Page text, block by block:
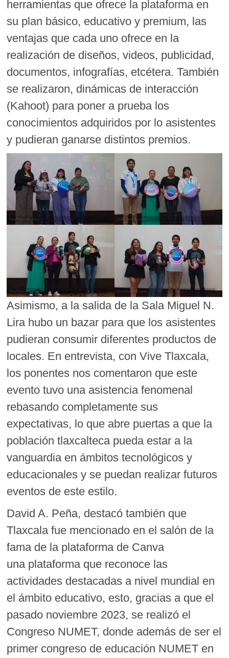
herramientas que ofrece la plataforma en
su plan básico, educativo y premium, las
ventajas que cada uno ofrece en la
realización de diseños, videos, publicidad,
documentos, infografías, etcétera. También
se realizaron, dinámicas de interacción
(Kahoot) para poner a prueba los
conocimientos adquiridos por lo asistentes
y pudieran ganarse distintos premios.
Asimismo, a la salida de la Sala Miguel N.
Lira hubo un bazar para que los asistentes
pudieran consumir diferentes productos de
locales. En entrevista, con Vive Tlaxcala,
los ponentes nos comentaron que este
evento tuvo una asistencia fenomenal
rebasando completamente sus
expectativas, lo que abre puertas a que la
población tlaxcalteca pueda estar a la
vanguardia en ámbitos tecnológicos y
educacionales y se puedan realizar futuros
eventos de este estilo.
David A. Peña, destacó también que
Tlaxcala fue mencionado en el salón de la
fama de la plataforma de Canva
una plataforma que reconoce las
actividades destacadas a nivel mundial en
el ámbito educativo, esto, gracias a que el
pasado noviembre 2023, se realizó el
Congreso NUMET, donde además de ser el
primer congreso de educación NUMET en